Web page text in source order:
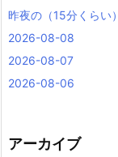
昨夜の（15分くらい）
2026-08-08
2026-08-07
2026-08-06
アーカイブ